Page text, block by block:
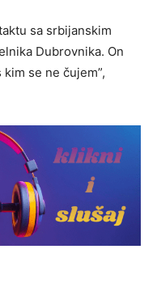
sa srbijanskim
Dubrovnika. On
se ne čujem”,